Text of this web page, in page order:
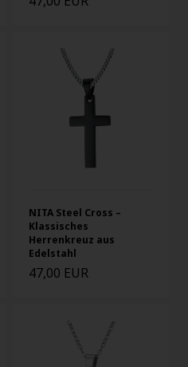
NITA Steel Cross –
Klassisches
Herrenkreuz aus
Edelstahl
47,00 EUR